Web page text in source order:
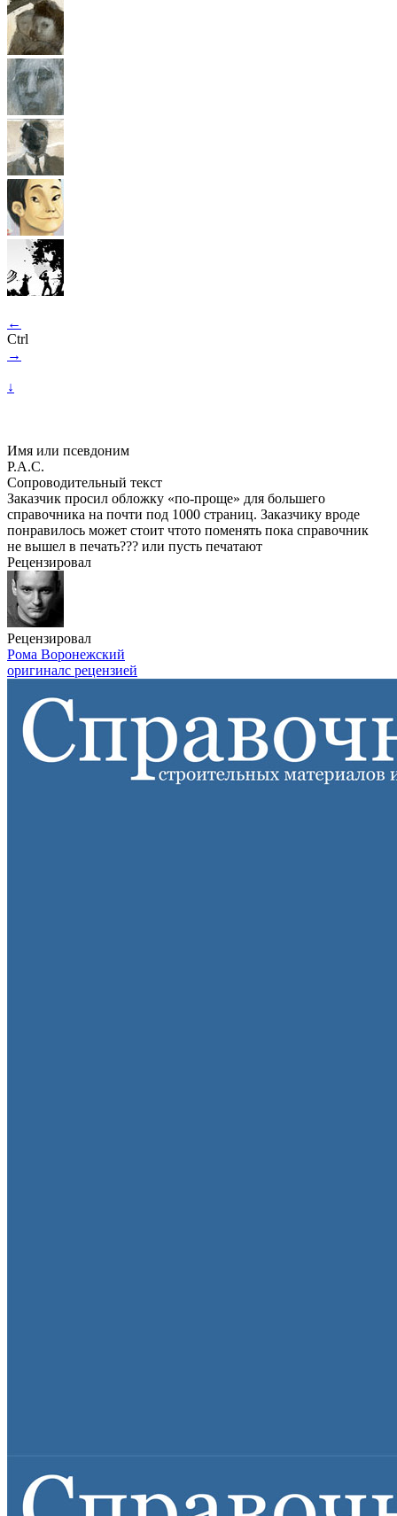
←
Ctrl
→
↓
Имя или псевдоним
Р.А.С.
Сопроводительный текст
Заказчик просил обложку «по-проще» для большего
справочника на почти под 1000 страниц. Заказчику вроде
понравилось может стоит чтото поменять пока справочник
не вышел в печать??? или пусть печатают
Рецензировал
Рецензировал
Рома Воронежский
оригиналс рецензией